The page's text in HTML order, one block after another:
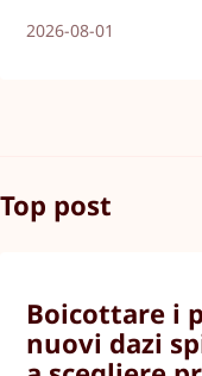
2026-08-01
Top post
Boicottare i
nuovi dazi